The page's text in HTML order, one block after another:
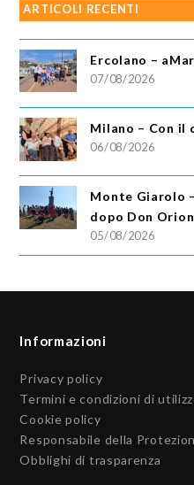
ARTICOLI RECENTI
Ercolano –
07/08/2026
Milano – Con il
06/08/2026
Monte Giarolo
dopo Don
05/08/2026
Informazioni
Privacy policy
Termini e condizioni di
Cookie policy
Responsabile della
Obblighi di trasparenza